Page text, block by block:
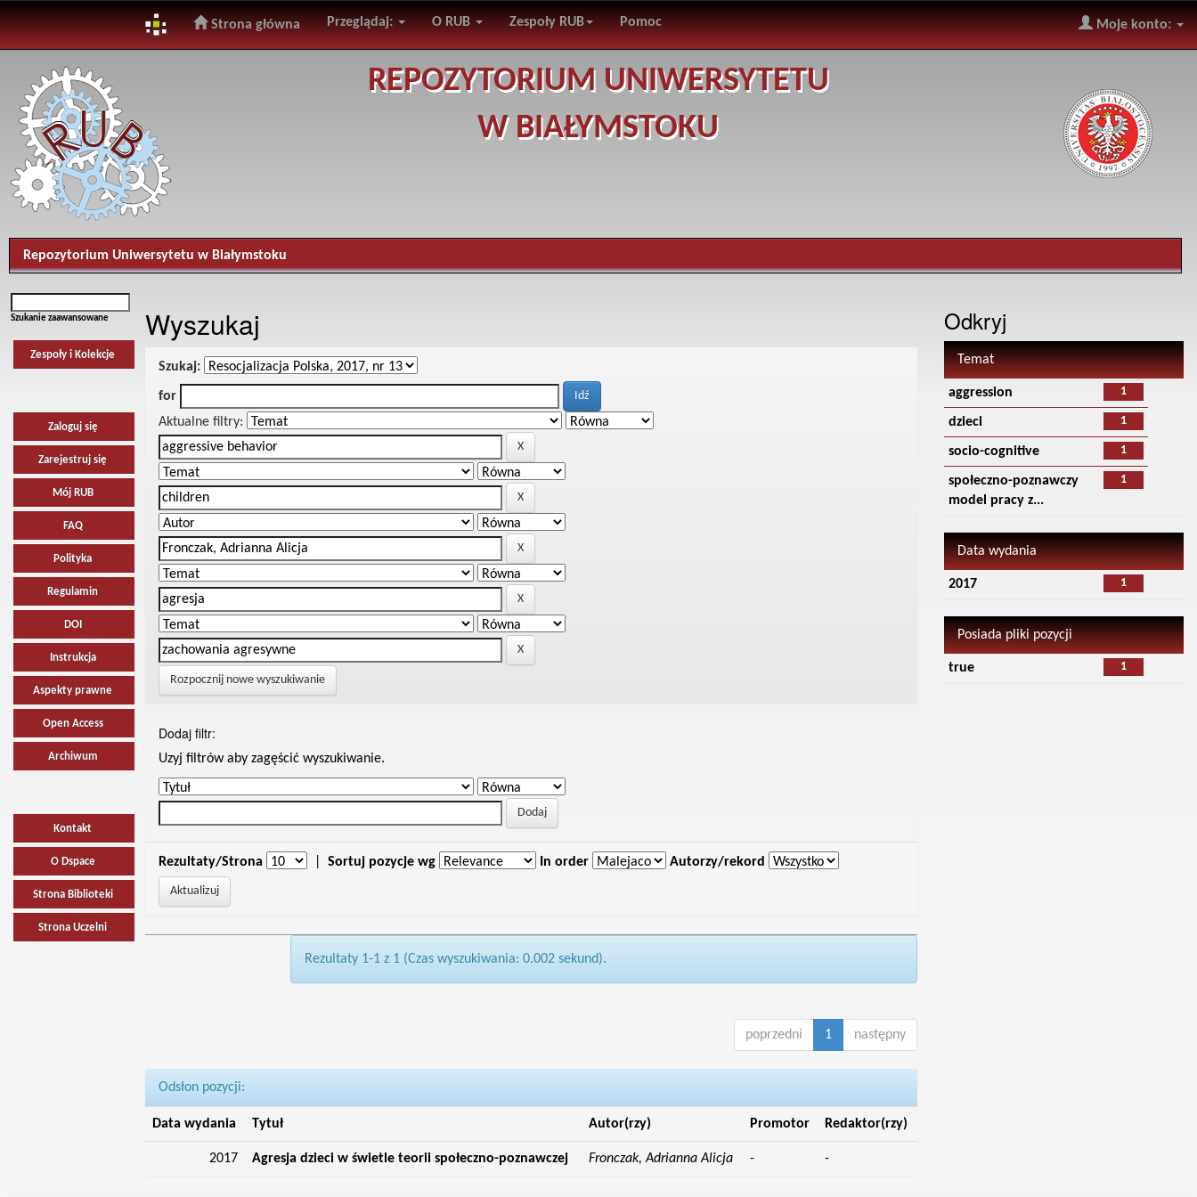
navigation
Strona główna Przeglądaj: O RUB Zespoły RUB Pomoc Moje konto:
REPOZYTORIUM UNIWERSYTETU
W BIAŁYMSTOKU
Repozytorium Uniwersytetu w Białymstoku
Szukanie zaawansowane
Zespoły i Kolekcje
Zaloguj się
Zarejestruj się
Mój RUB
FAQ
Polityka
Regulamin
DOI
Instrukcja
Aspekty prawne
Open Access
Archiwum
Kontakt
O Dspace
Strona Biblioteki
Strona Uczelni
Wyszukaj
Szukaj:
for
Aktualne filtry:
Rozpocznij nowe wyszukiwanie
Dodaj filtr:
Uzyj filtrów aby zagęścić wyszukiwanie.
Rezultaty/Strona Sortuj pozycje wg In order Autorzy/rekord
Rezultaty 1-1 z 1 (Czas wyszukiwania: 0.002 sekund).
poprzedni 1 następny
Odsłon pozycji:
Data wydania Tytuł Autor(rzy) Promotor Redaktor(rzy)
2017 Agresja dzieci w świetle teorii społeczno-poznawczej Fronczak, Adrianna Alicja - -
Odkryj
Temat
1
aggression
1
dzieci
1
socio-cognitive
1
społeczno-poznawczy
model pracy z...
Data wydania
1
2017
Posiada pliki pozycji
1
true